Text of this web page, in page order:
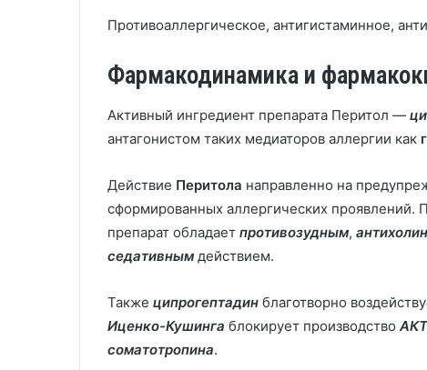
Противоаллергическое, антигистаминное,
Фармакодинамика и
Активный ингредиент препарата Перитол —
антагонистом таких медиаторов аллергии как
Действие Перитола направленно на
сформированных аллергических проявлений.
препарат обладает противозудным,
седативным действием.
Также ципрогептадин благотворно
Иценко-Кушинга блокирует производство
соматотропина.